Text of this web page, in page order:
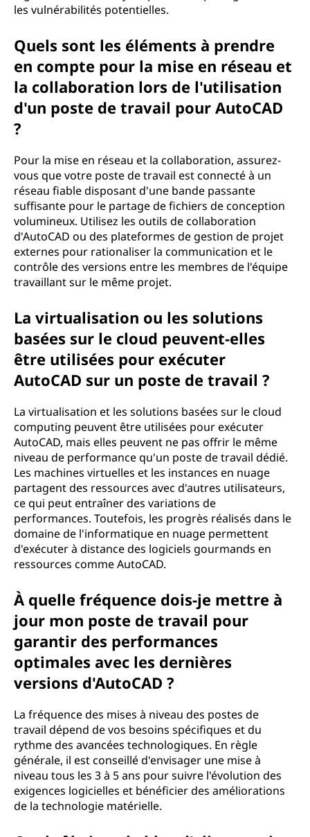
les vulnérabilités potentielles.
Quels sont les éléments à prendre
en compte pour la mise en réseau et
la collaboration lors de l'utilisation
d'un poste de travail pour AutoCAD
?
Pour la mise en réseau et la collaboration, assurez-
vous que votre poste de travail est connecté à un
réseau fiable disposant d'une bande passante
suffisante pour le partage de fichiers de conception
volumineux. Utilisez les outils de collaboration
d'AutoCAD ou des plateformes de gestion de projet
externes pour rationaliser la communication et le
contrôle des versions entre les membres de l'équipe
travaillant sur le même projet.
La virtualisation ou les solutions
basées sur le cloud peuvent-elles
être utilisées pour exécuter
AutoCAD sur un poste de travail ?
La virtualisation et les solutions basées sur le cloud
computing peuvent être utilisées pour exécuter
AutoCAD, mais elles peuvent ne pas offrir le même
niveau de performance qu'un poste de travail dédié.
Les machines virtuelles et les instances en nuage
partagent des ressources avec d'autres utilisateurs,
ce qui peut entraîner des variations de
performances. Toutefois, les progrès réalisés dans le
domaine de l'informatique en nuage permettent
d'exécuter à distance des logiciels gourmands en
ressources comme AutoCAD.
À quelle fréquence dois-je mettre à
jour mon poste de travail pour
garantir des performances
optimales avec les dernières
versions d'AutoCAD ?
La fréquence des mises à niveau des postes de
travail dépend de vos besoins spécifiques et du
rythme des avancées technologiques. En règle
générale, il est conseillé d'envisager une mise à
niveau tous les 3 à 5 ans pour suivre l'évolution des
exigences logicielles et bénéficier des améliorations
de la technologie matérielle.